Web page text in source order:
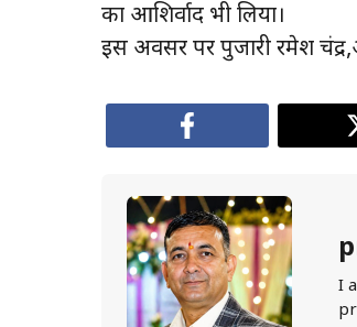
का आशिर्वाद भी लिया।
इस अवसर पर पुजारी रमेश
I